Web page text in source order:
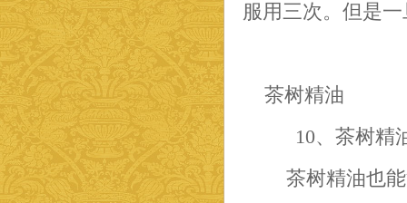
服用三次。但是
茶树精油
10、茶树精
茶树精油也能